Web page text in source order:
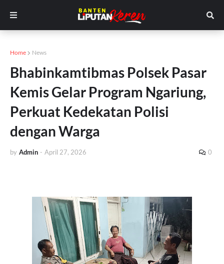
Home News
Bhabinkamtibmas Polsek Pasar
Kemis Gelar Program Ngariung,
Perkuat Kedekatan Polisi
dengan Warga
by Admin - April 27, 2026 0